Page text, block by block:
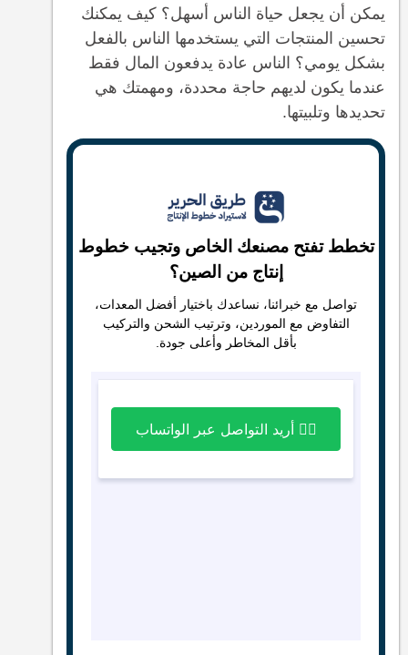
يمكن أن يجعل حياة الناس أسهل؟ كيف يمكنك
تحسين المنتجات التي يستخدمها الناس بالفعل
بشكل يومي؟ الناس عادة يدفعون المال فقط
عندما يكون لديهم حاجة محددة، ومهمتك هي
تحديدها وتلبيتها.
تخطط تفتح مصنعك الخاص وتجيب خطوط
إنتاج من الصين؟
تواصل مع خبرائنا، نساعدك باختيار أفضل المعدات،
التفاوض مع الموردين، وترتيب الشحن والتركيب
بأقل المخاطر وأعلى جودة.